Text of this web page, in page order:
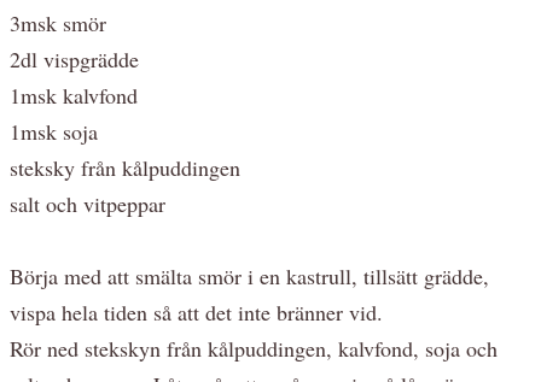
3msk smör
2dl vispgrädde
1msk kalvfond
1msk soja
steksky från kålpuddingen
salt och vitpeppar
Börja med att smälta smör i en kastrull, tillsätt grädde,
vispa hela tiden så att det inte bränner vid.
Rör ned stekskyn från kålpuddingen, kalvfond, soja och